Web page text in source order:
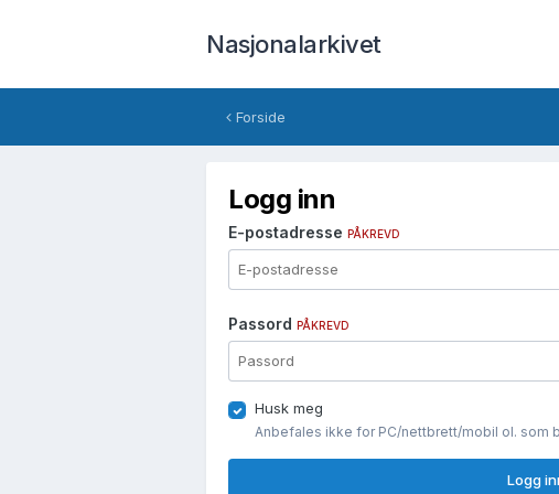
Nasjonalarkivet
Forside
Logg inn
E-postadresse PÅKREVD
Passord PÅKREVD
Husk meg
Anbefales ikke for PC/nettbrett/mobil ol. som
Logg